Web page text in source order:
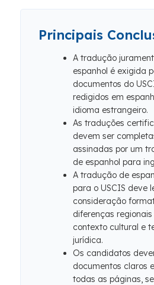
Principais
A tradução
espanhol é exigida
documentos do
redigidos em
idioma estrangeiro.
As traduções
devem ser
assinadas por um
de espanhol para
A tradução de
para o USCIS deve
consideração
diferenças
contexto cultural e
jurídica.
Os candidatos
documentos claros
todas as páginas,